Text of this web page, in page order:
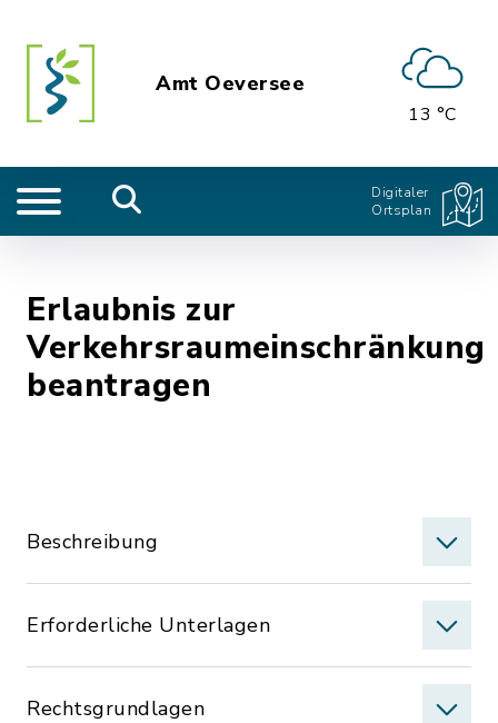
Amt Oeversee
13 °C
Digitaler
Ortsplan
Erlaubnis zur
Verkehrsraumeinschränkung
beantragen
Beschreibung
Erforderliche Unterlagen
Rechtsgrundlagen